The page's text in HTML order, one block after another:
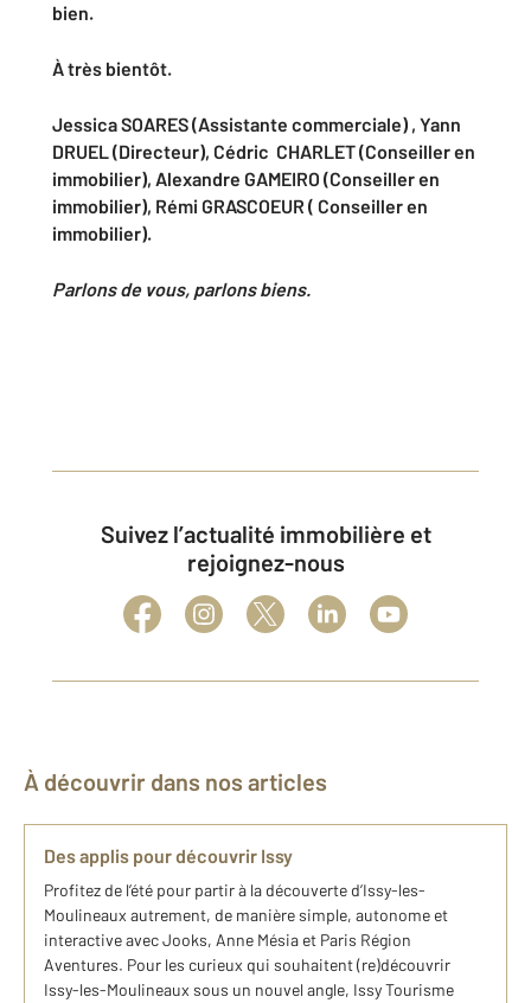
bien.
À très bientôt.
Jessica SOARES (Assistante commerciale) , Yann
DRUEL (Directeur), Cédric CHARLET (Conseiller en
immobilier), Alexandre GAMEIRO (Conseiller en
immobilier), Rémi GRASCOEUR ( Conseiller en
immobilier).
Parlons de vous, parlons biens.
Suivez l’actualité immobilière et
rejoignez-nous
À découvrir dans nos articles
Des applis pour découvrir Issy
Profitez de l’été pour partir à la découverte d’Issy-les-
Moulineaux autrement, de manière simple, autonome et
interactive avec Jooks, Anne Mésia et Paris Région
Aventures. Pour les curieux qui souhaitent (re)découvrir
Issy-les-Moulineaux sous un nouvel angle, Issy Tourisme